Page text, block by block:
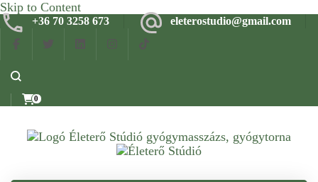
Skip to Content
+36 70 3258 673 eleterostudio@gmail.com
0
Életerő Stúdió
Gyógymasszázs, gyógytorna, frissítő masszázs Budapesten –
Tapasztalt szakemberrel